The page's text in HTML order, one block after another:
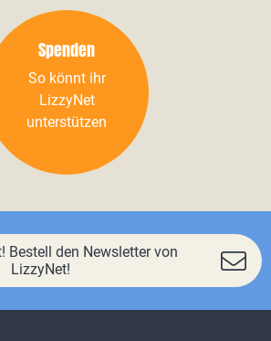
Spenden
So könnt ihr
LizzyNet
unterstützen
Bestell den Newsletter von
LizzyNet!